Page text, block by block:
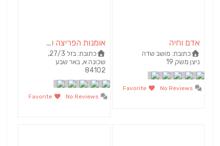
אדם וחיה
כתובת:מושב שדה
ניצן משק 19
No Reviews
Favorite
אומנות הפריצה והמיגון
כתובת:
בזל 27/3,
שכונה א, באר שבע
84102
No Reviews
Favorite